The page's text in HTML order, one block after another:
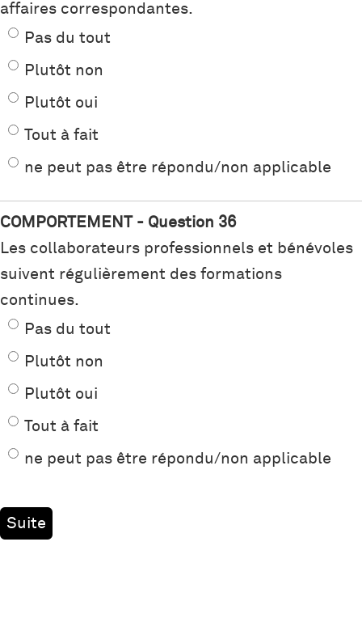
affaires correspondantes.
Pas du tout
Plutôt non
Plutôt oui
Tout à fait
ne peut pas être répondu/non applicable
COMPORTEMENT - Question 36
Les collaborateurs professionnels et bénévoles
suivent régulièrement des formations
continues.
Pas du tout
Plutôt non
Plutôt oui
Tout à fait
ne peut pas être répondu/non applicable